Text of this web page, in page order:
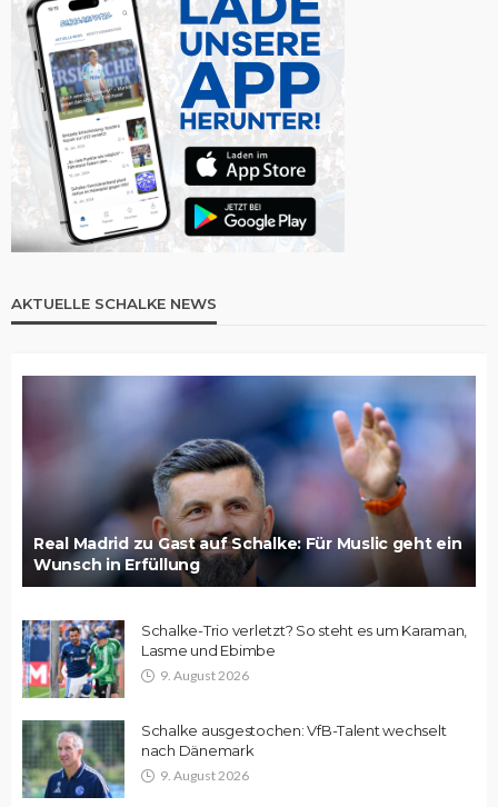
AKTUELLE SCHALKE NEWS
Real Madrid zu Gast auf Schalke: Für Muslic geht ein
Wunsch in Erfüllung
Schalke-Trio verletzt? So steht es um Karaman,
Lasme und Ebimbe
9. August 2026
Schalke ausgestochen: VfB-Talent wechselt
nach Dänemark
9. August 2026